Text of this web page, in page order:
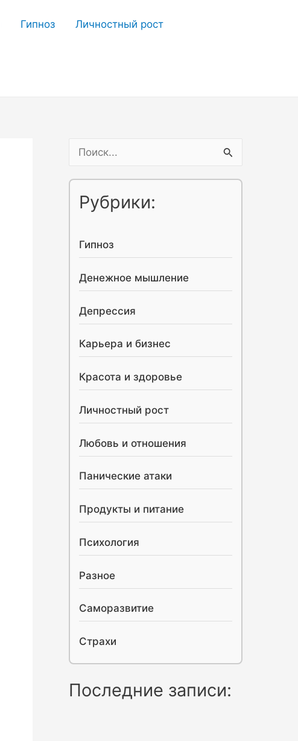
Гипноз Личностный рост
Рубрики:
Гипноз
Денежное мышление
Депрессия
Карьера и бизнес
Красота и здоровье
Личностный рост
Любовь и отношения
Панические атаки
Продукты и питание
Психология
Разное
Саморазвитие
Страхи
Последние записи: